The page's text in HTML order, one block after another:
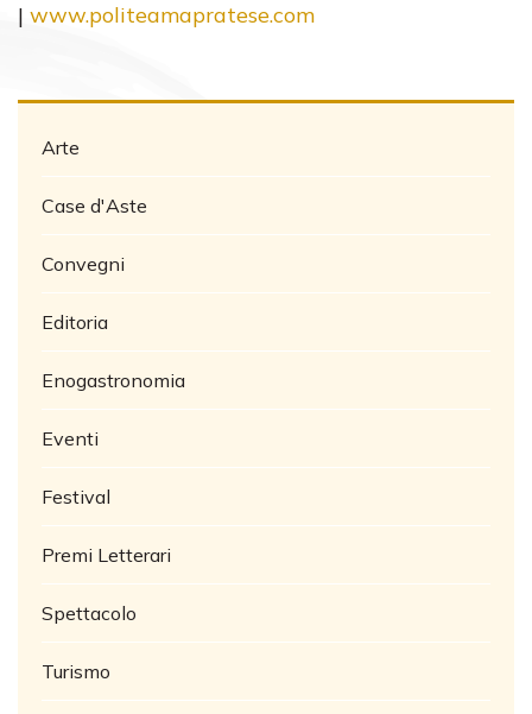
| www.politeamapratese.com
Arte
Case d'Aste
Convegni
Editoria
Enogastronomia
Eventi
Festival
Premi Letterari
Spettacolo
Turismo